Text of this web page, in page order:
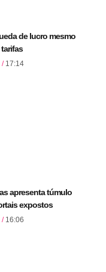
de lucro mesmo
17:14
apresenta túmulo
expostos
16:06